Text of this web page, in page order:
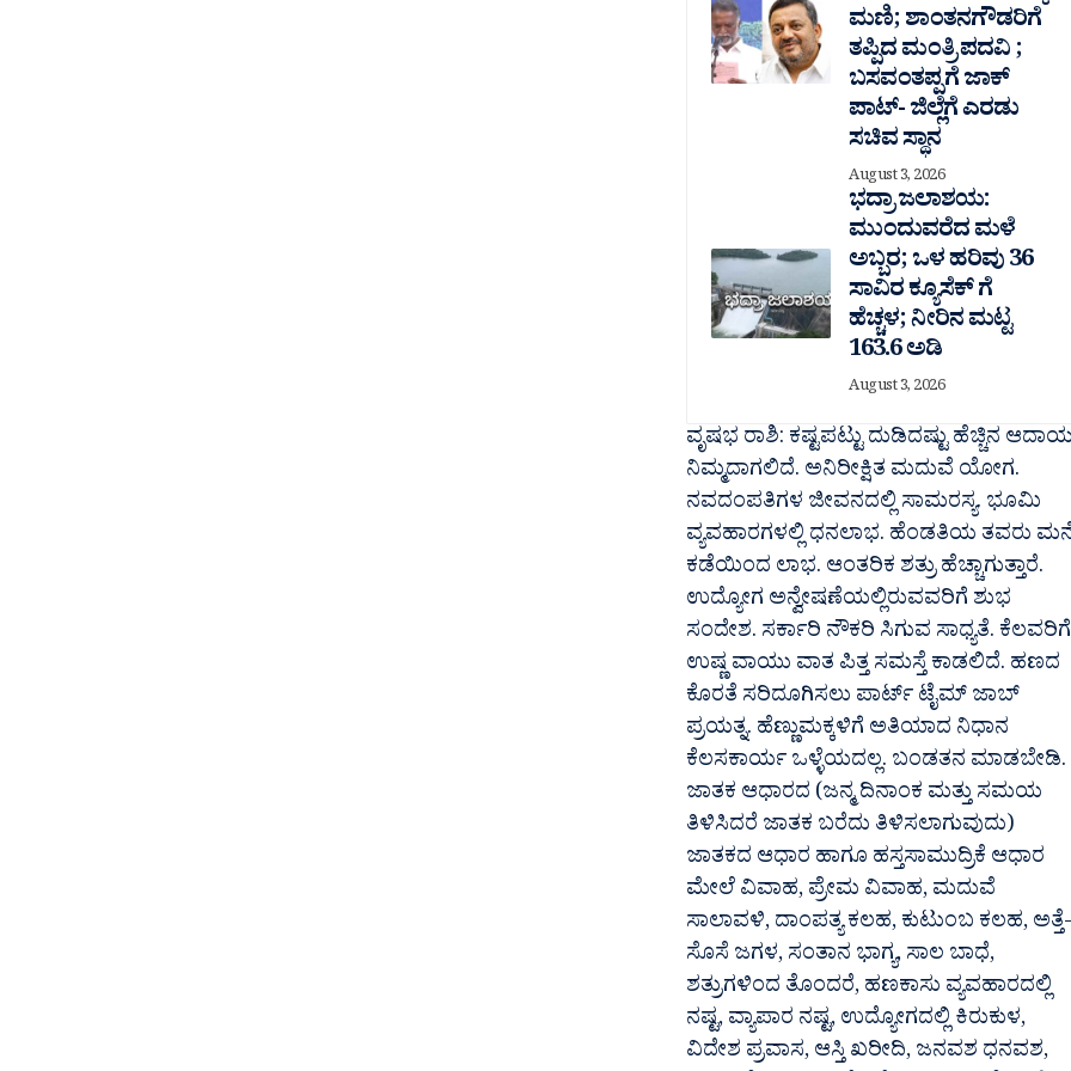
ಮಣಿ; ಶಾಂತನಗೌಡರಿಗೆ
ತಪ್ಪಿದ ಮಂತ್ರಿ ಪದವಿ ;
ಬಸವಂತಪ್ಪಗೆ ಜಾಕ್
ಪಾಟ್- ಜಿಲ್ಲೆಗೆ ಎರಡು
ಸಚಿವ ಸ್ಥಾನ
August 3, 2026
ಭದ್ರಾ ಜಲಾಶಯ:
ಮುಂದುವರೆದ ಮಳೆ
ಅಬ್ಬರ; ಒಳ ಹರಿವು 36
ಸಾವಿರ‌ ಕ್ಯೂಸೆಕ್ ಗೆ
ಹೆಚ್ಚಳ; ನೀರಿನ ಮಟ್ಟ
163.6 ಅಡಿ
August 3, 2026
ವೃಷಭ ರಾಶಿ: ಕಷ್ಟಪಟ್ಟು ದುಡಿದಷ್ಟು ಹೆಚ್ಚಿನ
ನಿಮ್ಮದಾಗಲಿದೆ. ಅನಿರೀಕ್ಷಿತ ಮದುವೆ ಯೋಗ.
ನವದಂಪತಿಗಳ ಜೀವನದಲ್ಲಿ ಸಾಮರಸ್ಯ. ಭೂಮಿ
ವ್ಯವಹಾರಗಳಲ್ಲಿ ಧನಲಾಭ. ಹೆಂಡತಿಯ ತವರು
ಕಡೆಯಿಂದ ಲಾಭ. ಆಂತರಿಕ ಶತ್ರು ಹೆಚ್ಚಾಗುತ್ತಾರೆ.
ಉದ್ಯೋಗ ಅನ್ವೇಷಣೆಯಲ್ಲಿರುವವರಿಗೆ ಶುಭ
ಸಂದೇಶ. ಸರ್ಕಾರಿ ನೌಕರಿ ಸಿಗುವ ಸಾಧ್ಯತೆ. ಕೆಲವರಿಗೆ
ಉಷ್ಣ ವಾಯು ವಾತ ಪಿತ್ತ ಸಮಸ್ತೆ ಕಾಡಲಿದೆ. ಹಣದ
ಕೊರತೆ ಸರಿದೂಗಿಸಲು ಪಾರ್ಟ್ ಟೈಮ್ ಜಾಬ್
ಪ್ರಯತ್ನ. ಹೆಣ್ಣುಮಕ್ಕಳಿಗೆ ಅತಿಯಾದ ನಿಧಾನ
ಕೆಲಸಕಾರ್ಯ ಒಳ್ಳೆಯದಲ್ಲ. ಬಂಡತನ ಮಾಡಬೇಡಿ.
ಜಾತಕ ಆಧಾರದ (ಜನ್ಮ ದಿನಾಂಕ ಮತ್ತು ಸಮಯ
ತಿಳಿಸಿದರೆ ಜಾತಕ ಬರೆದು ತಿಳಿಸಲಾಗುವುದು)
ಜಾತಕದ ಆಧಾರ ಹಾಗೂ ಹಸ್ತಸಾಮುದ್ರಿಕೆ ಆಧಾರ
ಮೇಲೆ ವಿವಾಹ, ಪ್ರೇಮ ವಿವಾಹ, ಮದುವೆ
ಸಾಲಾವಳಿ, ದಾಂಪತ್ಯ ಕಲಹ, ಕುಟುಂಬ ಕಲಹ, ಅತ್ತೆ-
ಸೊಸೆ ಜಗಳ, ಸಂತಾನ ಭಾಗ್ಯ, ಸಾಲ ಬಾಧೆ,
ಶತ್ರುಗಳಿಂದ ತೊಂದರೆ, ಹಣಕಾಸು ವ್ಯವಹಾರದಲ್ಲಿ
ನಷ್ಟ, ವ್ಯಾಪಾರ ನಷ್ಟ, ಉದ್ಯೋಗದಲ್ಲಿ ಕಿರುಕುಳ,
ವಿದೇಶ ಪ್ರವಾಸ, ಆಸ್ತಿ ಖರೀದಿ, ಜನವಶ ಧನವಶ,